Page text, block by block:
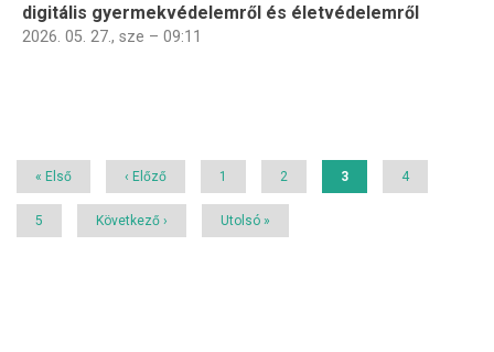
digitális gyermekvédelemről és életvédelemről
2026. 05. 27., sze – 09:11
Első
« Első
Előző
‹ Előző Page
1 Page
2
Jelenlegi
3 Page
4
Page
5
Következő
Következő ›
Utolsó
Utolsó »